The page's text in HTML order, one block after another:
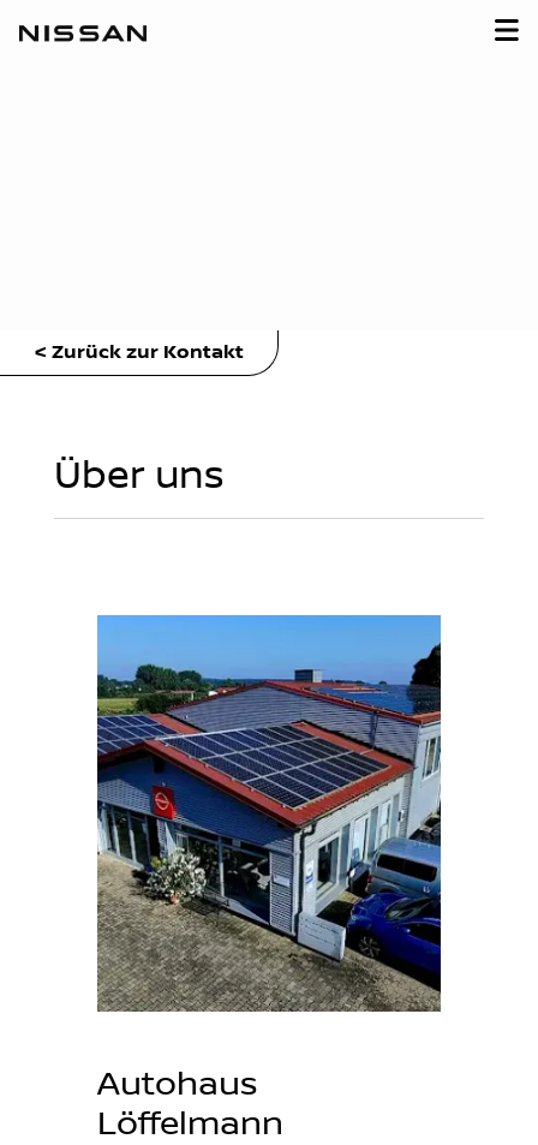
< Zurück zur Kontakt
Über uns
Autohaus
Löffelmann